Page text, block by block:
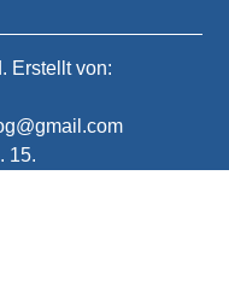
Erstellt von:
15.